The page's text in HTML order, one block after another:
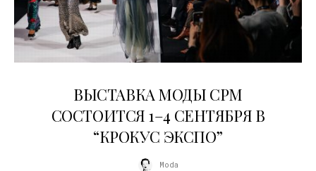
ВЫСТАВКА МОДЫ CPM
СОСТОИТСЯ 1–4 СЕНТЯБРЯ В
“КРОКУС ЭКСПО”
Moda